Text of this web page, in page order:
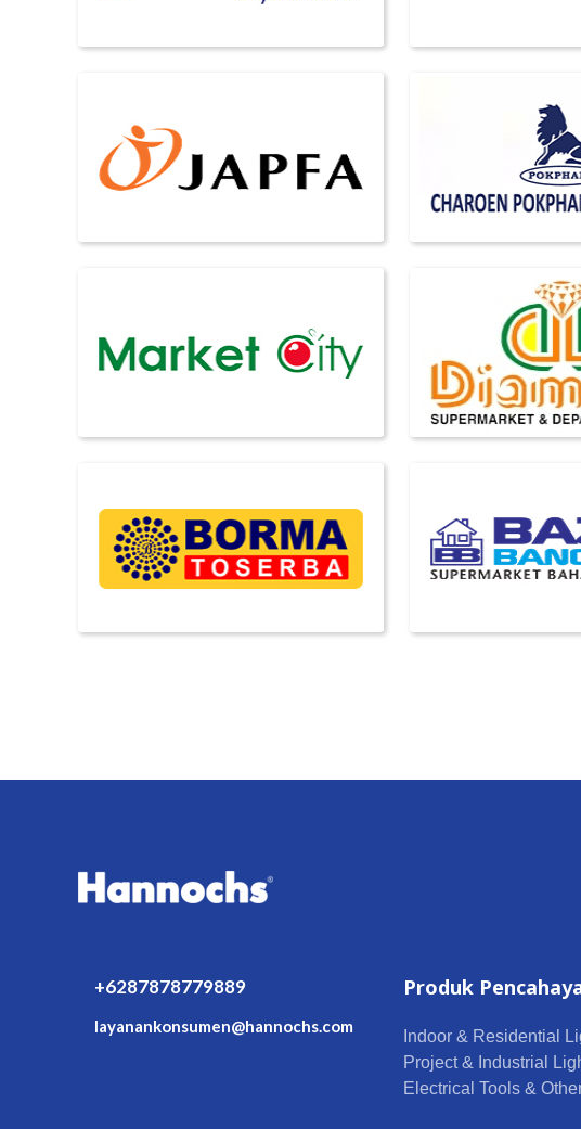
+6287878779889
layanankonsumen@hannochs.com
Produk
Indoor & Residential
Project & Industrial
Electrical Tools &